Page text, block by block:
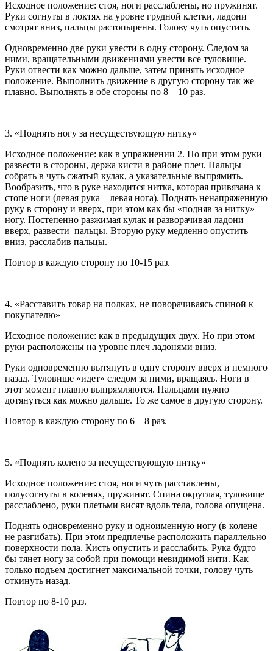
Исходное положение: стоя, ноги расслаблены, но пружинят.
Руки согнуты в локтях на уровне грудной клетки, ладони
смотрят вниз, пальцы растопырены. Голову чуть опустить.
Одновременно две руки увести в одну сторону. Следом за
ними, вращательными движениями увести все туловище.
Руки отвести как можно дальше, затем принять исходное
положение. Выполнить движение в другую сторону так же
плавно. Выполнять в обе стороны по 8—10 раз.
3. «Поднять ногу за несуществующую нитку»
Исходное положение: как в упражнении 2. Но при этом руки
развести в стороны, держа кисти в районе плеч. Пальцы
собрать в чуть сжатый кулак, а указательные выпрямить.
Вообразить, что в руке находится нитка, которая привязана к
стопе ноги (левая рука – левая нога). Поднять ненапряженную
руку в сторону и вверх, при этом как бы «подняв за нитку»
ногу. Постепенно разжимая кулак и разворачивая ладони
вверх, развести пальцы. Вторую руку медленно опустить
вниз, расслабив пальцы.
Повтор в каждую сторону по 10-15 раз.
4. «Расставить товар на полках, не поворачиваясь спиной к
покупателю»
Исходное положение: как в предыдущих двух. Но при этом
руки расположены на уровне плеч ладонями вниз.
Руки одновременно вытянуть в одну сторону вверх и немного
назад. Туловище «идет» следом за ними, вращаясь. Ноги в
этот момент плавно выпрямляются. Пальцами нужно
дотянуться как можно дальше. То же самое в другую сторону.
Повтор в каждую сторону по 6—8 раз.
5. «Поднять колено за несуществующую нитку»
Исходное положение: стоя, ноги чуть расставлены,
полусогнуты в коленях, пружинят. Спина округлая, туловище
расслаблено, руки плетьми висят вдоль тела, голова опущена.
Поднять одновременно руку и одноименную ногу (в колене
не разгибать). При этом предплечье расположить параллельно
поверхности пола. Кисть опустить и расслабить. Рука будто
бы тянет ногу за собой при помощи невидимой нити. Как
только подъем достигнет максимальной точки, голову чуть
откинуть назад.
Повтор по 8-10 раз.